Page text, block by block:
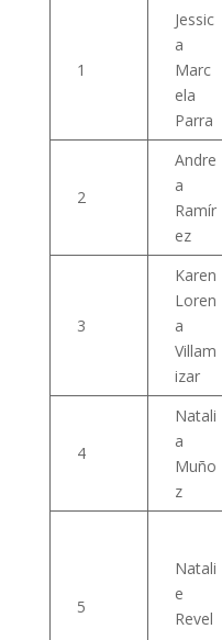
1
Jessic
a
Marc
ela
Parra
2
Andre
a
Ramír
ez
3
Karen
Loren
a
Villam
izar
4
Natali
a
Muño
z
5
Natali
e
Revel